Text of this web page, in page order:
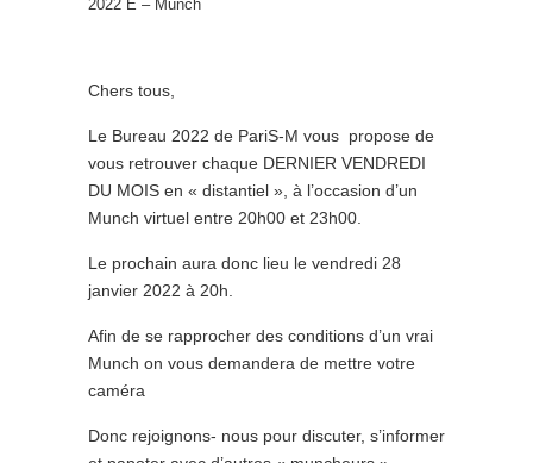
2022 E – Munch
Chers tous,
Le Bureau 2022 de PariS-M vous propose de
vous retrouver chaque DERNIER VENDREDI
DU MOIS en « distantiel », à l’occasion d’un
Munch virtuel entre 20h00 et 23h00.
Le prochain aura donc lieu le vendredi 28
janvier 2022 à 20h.
Afin de se rapprocher des conditions d’un vrai
Munch on vous demandera de mettre votre
caméra
Donc rejoignons- nous pour discuter, s’informer